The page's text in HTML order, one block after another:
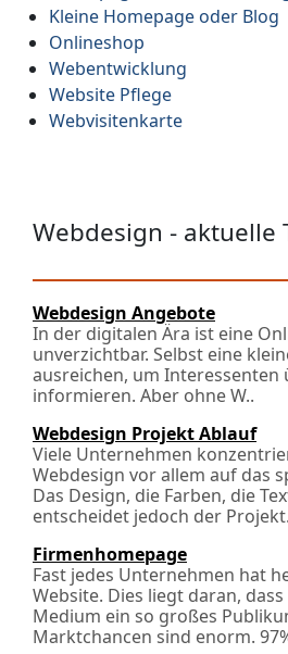
Kleine Homepage oder Blog
Onlineshop
Webentwicklung
Website Pflege
Webvisitenkarte
Webdesign - aktuelle
Webdesign Angebote
In der digitalen Ära ist eine
unverzichtbar. Selbst eine
ausreichen, um Interessenten
informieren. Aber ohne W..
Webdesign Projekt Ablauf
Viele Unternehmen
Webdesign vor allem auf das
Das Design, die Farben, die
entscheidet jedoch der
Firmenhomepage
Fast jedes Unternehmen hat
Website. Dies liegt daran,
Medium ein so großes
Marktchancen sind enorm.